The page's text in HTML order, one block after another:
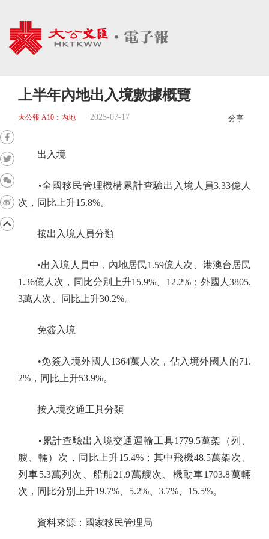
上半年內地出入境數據概覽
大公報 A10：內地 2025-07-17 分享
出入境
•全國移民管理機構累計查驗出入境人員3.33億人
次，同比上升15.8%。
按出入境人員分類
•出入境人員中，內地居民1.59億人次、港澳台居民
1.36億人次，同比分別上升15.9%、12.2%；外國人3805.
3萬人次、同比上升30.2%。
免簽入境
•免簽入境外國人1364萬人次，佔入境外國人的71.
2%，同比上升53.9%。
按入境交通工具分類
•累計查驗出入境交通運輸工具1779.5萬架（列、
艘、輛）次，同比上升15.4%；其中飛機48.5萬架次、
列車5.3萬列次、船舶21.9萬艘次、機動車1703.8萬輛
次，同比分別上升19.7%、5.2%、3.7%、15.5%。
資料來源：國家移民管理局